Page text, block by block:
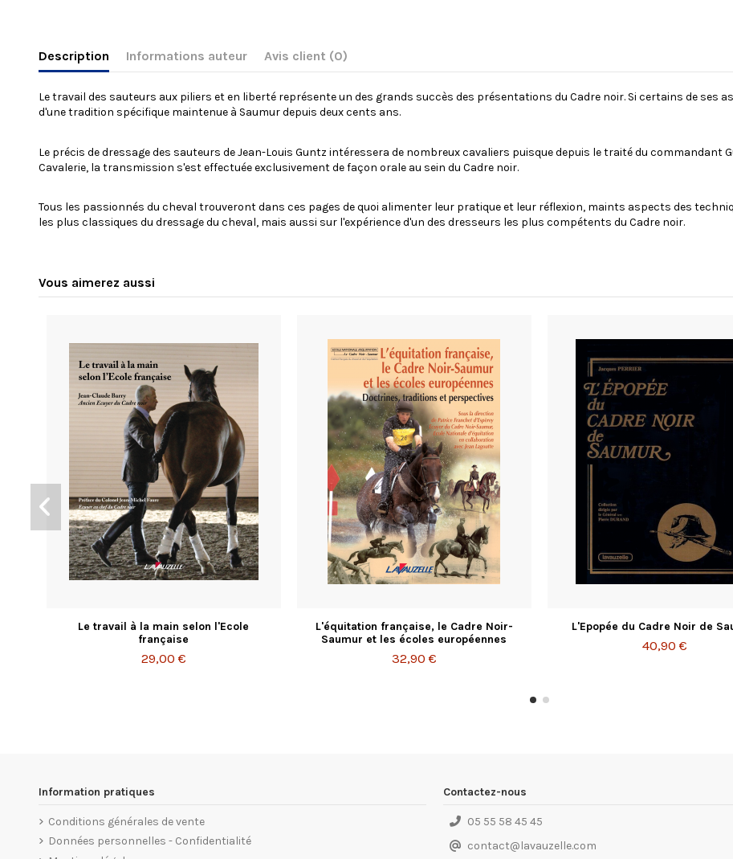
Description Informations auteur Avis client (0)
Le travail des sauteurs aux piliers et en liberté représente un des grands succès des présentations du Cadre noir. Si certains de ses
d'une tradition spécifique maintenue à Saumur depuis deux cents ans.
Le précis de dressage des sauteurs de Jean-Louis Guntz intéressera de nombreux cavaliers puisque depuis le traité du commandant
Cavalerie, la transmission s'est effectuée exclusivement de façon orale au sein du Cadre noir.
Tous les passionnés du cheval trouveront dans ces pages de quoi alimenter leur pratique et leur réflexion, maints aspects des
les plus classiques du dressage du cheval, mais aussi sur l'expérience d'un des dresseurs les plus compétents du Cadre noir.
Vous aimerez aussi
Le travail à la main selon l'Ecole
française
29,00 €
L'équitation française, le Cadre Noir-
Saumur et les écoles européennes
32,90 €
L'Epopée du Cadre Noir de
40,90 €
Information pratiques
Conditions générales de vente
Données personnelles - Confidentialité
Contactez-nous
05 55 58 45 45
contact@lavauzelle.com